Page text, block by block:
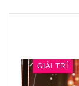
GIẢI TRÍ